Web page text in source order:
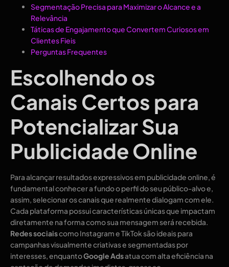
Segmentação Precisa para Maximizar o Alcance e a
Relevância
Táticas de Engajamento que Convertem Curiosos em
Clientes Fieis
Perguntas Frequentes
Escolhendo os
Canais Certos para
Potencializar Sua
Publicidade Online
Para alcançar resultados expressivos em publicidade online, é
fundamental conhecer a fundo o perfil do seu público-alvo e,
assim, selecionar os canais que realmente dialogam com ele.
Cada plataforma possui características únicas que impactam
diretamente na forma como sua mensagem será recebida.
Redes sociaiscomo Instagram e TikTok são ideais para
campanhas visualmente criativas e segmentadas por
interesses, enquantoGoogle Adsatua com alta eficiência na